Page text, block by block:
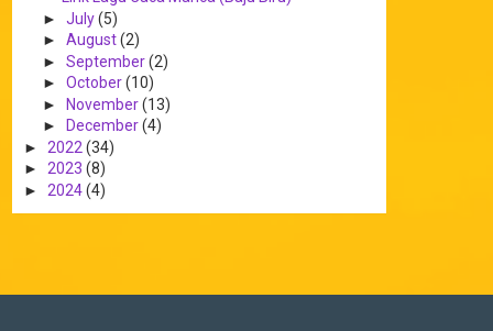
► July(5)
► August(2)
► September(2)
► October(10)
►
November(13)
►
December(4)
► 2022 (34)
► 2023 (8)
► 2024(4)